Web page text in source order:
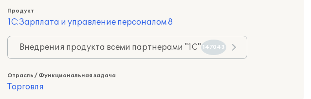
Продукт
1С:Зарплата и управление персоналом 8
Внедрения продукта всеми партнерами "1С" 147043
Отрасль / Функциональная задача
Торговля